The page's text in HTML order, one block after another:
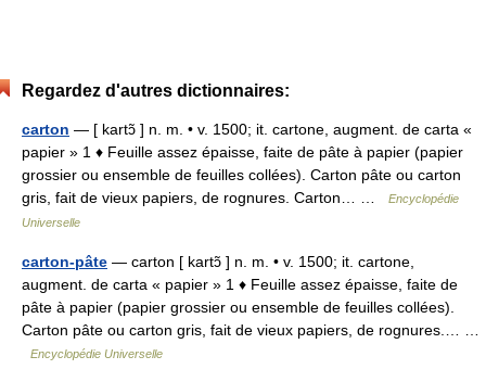
Regardez d'autres dictionnaires:
carton — [ kartɔ̃ ] n. m. • v. 1500; it. cartone, augment. de carta «
papier » 1 ♦ Feuille assez épaisse, faite de pâte à papier (papier
grossier ou ensemble de feuilles collées). Carton pâte ou carton
gris, fait de vieux papiers, de rognures. Carton… …
Encyclopédie
Universelle
carton-pâte — carton [ kartɔ̃ ] n. m. • v. 1500; it. cartone,
augment. de carta « papier » 1 ♦ Feuille assez épaisse, faite de
pâte à papier (papier grossier ou ensemble de feuilles collées).
Carton pâte ou carton gris, fait de vieux papiers, de rognures.… …
Encyclopédie Universelle